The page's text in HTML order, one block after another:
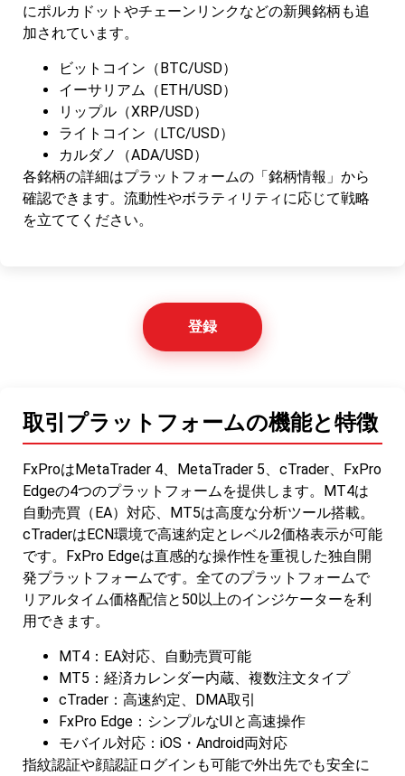
にポルカドットやチェーンリンクなどの新興銘柄も追
加されています。
ビットコイン（BTC/USD）
イーサリアム（ETH/USD）
リップル（XRP/USD）
ライトコイン（LTC/USD）
カルダノ（ADA/USD）
各銘柄の詳細はプラットフォームの「銘柄情報」から
確認できます。流動性やボラティリティに応じて戦略
を立ててください。
登録
取引プラットフォームの機能と特徴
FxProはMetaTrader 4、MetaTrader 5、cTrader、FxPro
Edgeの4つのプラットフォームを提供します。MT4は
自動売買（EA）対応、MT5は高度な分析ツール搭載。
cTraderはECN環境で高速約定とレベル2価格表示が可能
です。FxPro Edgeは直感的な操作性を重視した独自開
発プラットフォームです。全てのプラットフォームで
リアルタイム価格配信と50以上のインジケーターを利
用できます。
MT4：EA対応、自動売買可能
MT5：経済カレンダー内蔵、複数注文タイプ
cTrader：高速約定、DMA取引
FxPro Edge：シンプルなUIと高速操作
モバイル対応：iOS・Android両対応
指紋認証や顔認証ログインも可能で外出先でも安全に